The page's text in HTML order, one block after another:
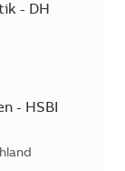
- DH
- HSBI